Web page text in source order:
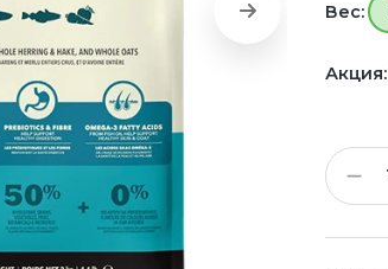
Вес:
Акция: